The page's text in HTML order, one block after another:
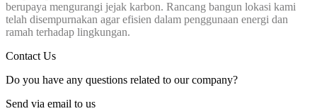
berupaya mengurangi jejak karbon. Rancang bangun lokasi kami
telah disempurnakan agar efisien dalam penggunaan energi dan
ramah terhadap lingkungan.
Contact Us
Do you have any questions related to our company?
Send via email to us